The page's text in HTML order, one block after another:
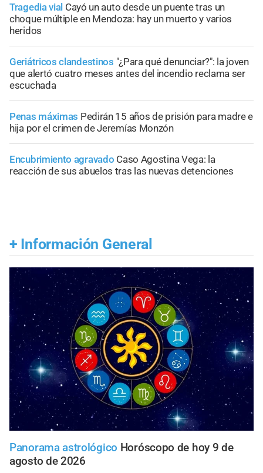
Tragedia vial Cayó un auto desde un puente tras un
choque múltiple en Mendoza: hay un muerto y varios
heridos
Geriátricos clandestinos "¿Para qué denunciar?": la joven
que alertó cuatro meses antes del incendio reclama ser
escuchada
Penas máximas Pedirán 15 años de prisión para madre e
hija por el crimen de Jeremías Monzón
Encubrimiento agravado Caso Agostina Vega: la
reacción de sus abuelos tras las nuevas detenciones
+ Información General
Panorama astrológico Horóscopo de hoy 9 de
agosto de 2026